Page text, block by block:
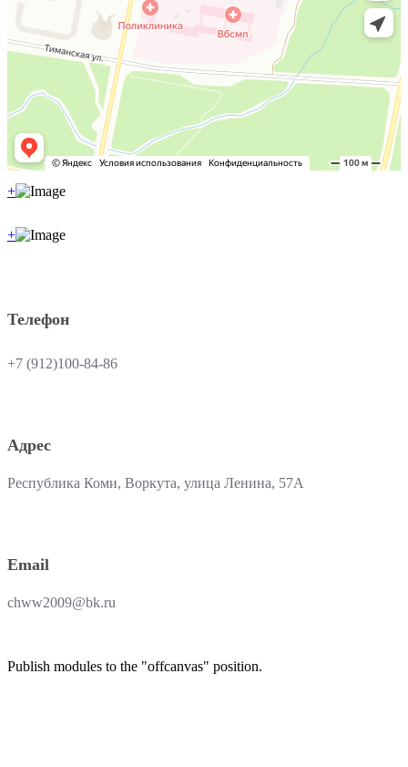
+
+
Телефон
+7 (912)100-84-86
Адрес
Республика Коми, Воркута, улица Ленина, 57А
Email
chww2009@bk.ru
Publish modules to the "offcanvas" position.